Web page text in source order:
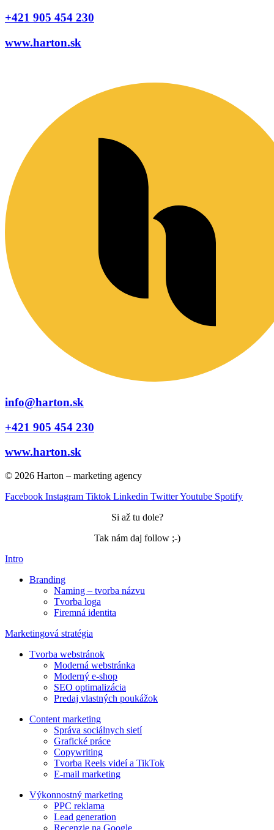
+421 905 454 230
www.harton.sk
info@harton.sk
+421 905 454 230
www.harton.sk
© 2026 Harton – marketing agency
Facebook Instagram Tiktok Linkedin TwitterYoutube Spotify
Si až tu dole?
Tak nám daj follow ;-)
Intro
Branding
Naming – tvorba názvu
Tvorba loga
Firemná identita
Marketingová stratégia
Tvorba webstránok
Moderná webstránka
Moderný e-shop
SEO optimalizácia
Predaj vlastných poukážok
Content marketing
Správa sociálnych sietí
Grafické práce
Copywriting
Tvorba Reels videí a TikTok
E-mail marketing
Výkonnostný marketing
PPC reklama
Lead generation